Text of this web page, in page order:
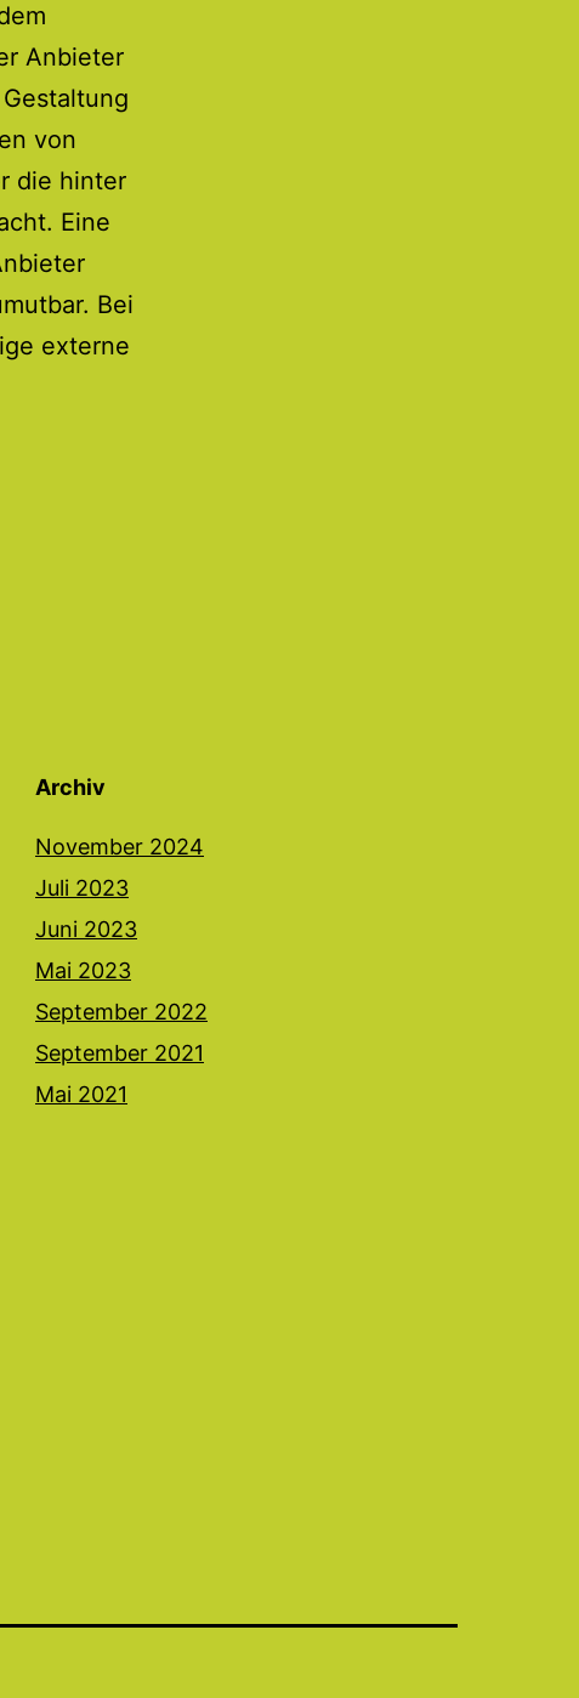
Anbieter
von
die hinter
Eine
Bei
externe
Archiv
November 2024
Juli 2023
Juni 2023
Mai 2023
September 2022
September 2021
Mai 2021